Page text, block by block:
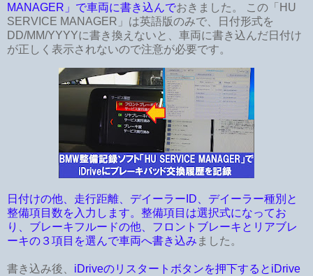
MANAGER」で車両に書き込んでおきました。 この「HU
SERVICE MANAGER」は英語版のみで、日付形式を
DD/MM/YYYYに書き換えないと、車両に書き込んだ日付け
が正しく表示されないので注意が必要です。
日付けの他、走行距離、デイーラーID、デイーラー種別と
整備項目数を入力します。整備項目は選択式になってお
り、ブレーキフルードの他、フロントブレーキとリアブレ
ーキの３項目を選んで車両へ書き込み ました。
書き込み後、 iDriveのリスタートボタンを押下するとiDrive